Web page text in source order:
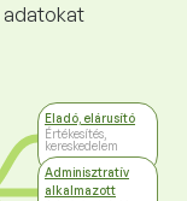
adatokat
Eladó, elárusító
Értékesítés,
kereskedelem
Adminisztratív
alkalmazott